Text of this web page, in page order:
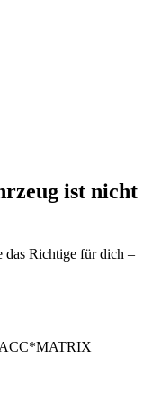
ist nicht
das Richtige für dich –